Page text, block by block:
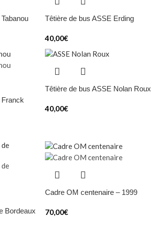
Têtière de bus ASSE Erding
40,00€
Têtière de bus ASSE Nolan Roux
40,00€
Bordeaux
Cadre OM centenaire – 1999
70,00€